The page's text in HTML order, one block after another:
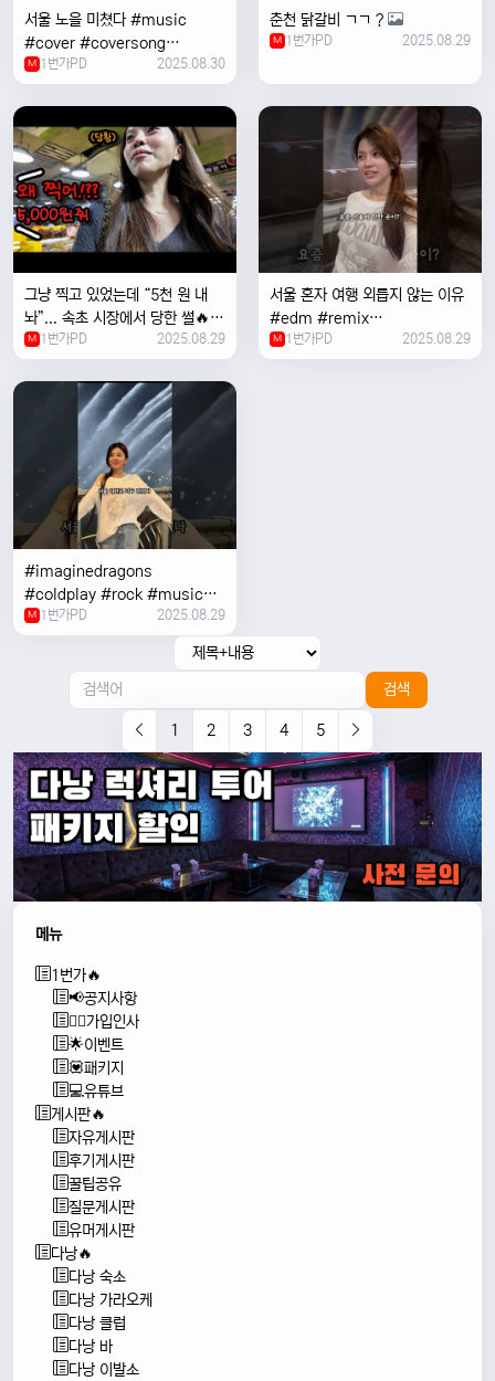
서울 노을 미쳤다 #music
#cover #coversong
#singer #서울 #노을 #한국 #
한강
M 1번가PD 2025.08.30
춘천 닭갈비 ㄱㄱ ?
M 1번가PD 2025.08.29
그냥 찍고 있었는데 “5천 원 내
놔”... 속초 시장에서 당한 썰🔥
M 1번가PD 2025.08.29
서울 혼자 여행 외릅지 않는 이유
#edm #remix
#electronicmusic #singer
#newmusic #music #여행
M 1번가PD 2025.08.29
#imaginedragons
#coldplay #rock #music
#concert
M 1번가PD 2025.08.29
검색
1 2 3 4 5
메뉴
1번가🔥
📢공지사항
🙇‍♂️가입인사
🌟이벤트
💟패키지
💻유튜브
게시판🔥
자유게시판
후기게시판
꿀팁공유
질문게시판
유머게시판
다낭🔥
다낭 숙소
다낭 가라오케
다낭 클럽
다낭 바
다낭 이발소